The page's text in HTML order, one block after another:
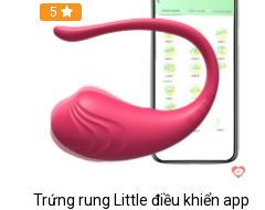
Hot
5
Trứng rung Little điều khiển app